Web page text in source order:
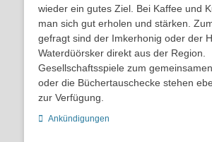
wieder ein gutes Ziel. Bei Kaffee und
man sich gut erholen und stärken.
gefragt sind der Imkerhonig oder der
Waterdüörsker direkt aus der Region.
Gesellschaftsspiele zum
oder die Büchertauschecke stehen
zur Verfügung.
Kategorien
Ankündigungen